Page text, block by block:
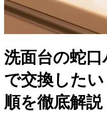
洗面台の蛇
で交換した
順を徹底解説